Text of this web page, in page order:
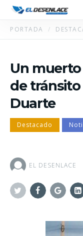
PORTADA
Un
de
Duarte
Destacado
EL DESENLACE